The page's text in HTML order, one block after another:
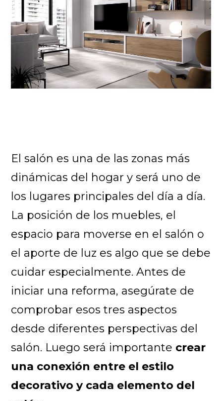
El salón es una de las zonas más
dinámicas del hogar y será uno de
los lugares principales del día a día.
La posición de los muebles, el
espacio para moverse en el salón o
el aporte de luz es algo que se debe
cuidar especialmente.Antes de
iniciar una reforma, asegúrate de
comprobar esos tres aspectos
desde diferentes perspectivas del
salón. Luego será importante crear
una conexión entre el estilo
decorativo y cada elemento del